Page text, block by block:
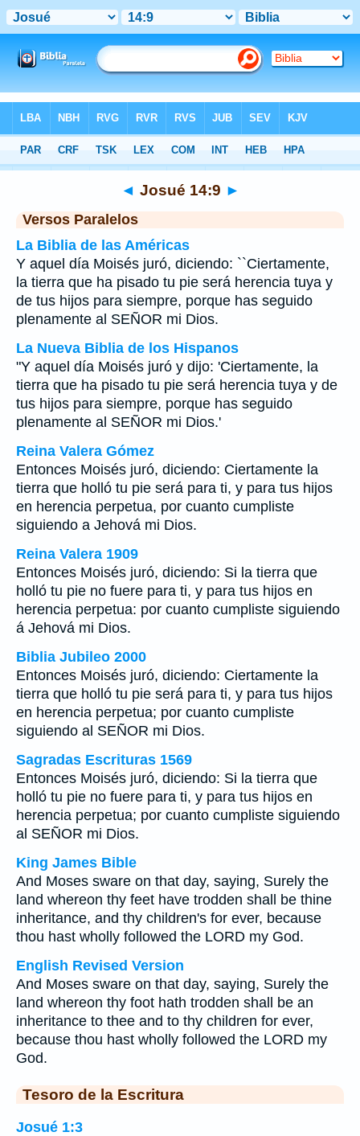
>Josué > Capítulo 14> Verso 9
◄ Josué 14:9 ►
Versos Paralelos
La Biblia de las Américas
Y aquel día Moisés juró, diciendo: ``Ciertamente,
la tierra que ha pisado tu pie será herencia tuya y
de tus hijos para siempre, porque has seguido
plenamente al SEÑOR mi Dios.
La Nueva Biblia de los Hispanos
"Y aquel día Moisés juró y dijo: 'Ciertamente, la
tierra que ha pisado tu pie será herencia tuya y de
tus hijos para siempre, porque has seguido
plenamente al SEÑOR mi Dios.'
Reina Valera Gómez
Entonces Moisés juró, diciendo: Ciertamente la
tierra que holló tu pie será para ti, y para tus hijos
en herencia perpetua, por cuanto cumpliste
siguiendo a Jehová mi Dios.
Reina Valera 1909
Entonces Moisés juró, diciendo: Si la tierra que
holló tu pie no fuere para ti, y para tus hijos en
herencia perpetua: por cuanto cumpliste siguiendo
á Jehová mi Dios.
Biblia Jubileo 2000
Entonces Moisés juró, diciendo: Ciertamente la
tierra que holló tu pie será para ti, y para tus hijos
en herencia perpetua; por cuanto cumpliste
siguiendo al SEÑOR mi Dios.
Sagradas Escrituras 1569
Entonces Moisés juró, diciendo: Si la tierra que
holló tu pie no fuere para ti, y para tus hijos en
herencia perpetua; por cuanto cumpliste siguiendo
al SEÑOR mi Dios.
King James Bible
And Moses sware on that day, saying, Surely the
land whereon thy feet have trodden shall be thine
inheritance, and thy children's for ever, because
thou hast wholly followed the LORD my God.
English Revised Version
And Moses sware on that day, saying, Surely the
land whereon thy foot hath trodden shall be an
inheritance to thee and to thy children for ever,
because thou hast wholly followed the LORD my
God.
Tesoro de la Escritura
Josué 1:3